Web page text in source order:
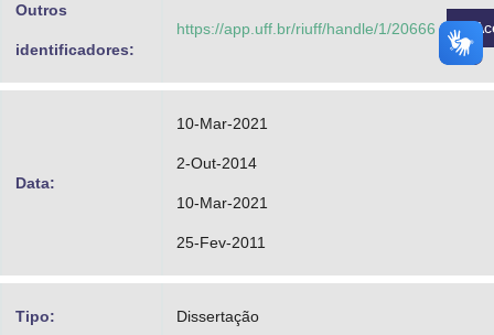
http://lattes.cnpq.br/8965339627815488
CPF:04153413372
http://lattes.cnpq.br/8725750172076799
Outros
identificadores:
https://app.uff.br/riuff/handle/1/20666
Data:
10-Mar-2021
2-Out-2014
10-Mar-2021
25-Fev-2011
Tipo: Dissertação